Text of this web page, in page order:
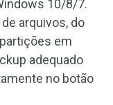
10/8/7.
arquivos, do
em
adequado
no botão